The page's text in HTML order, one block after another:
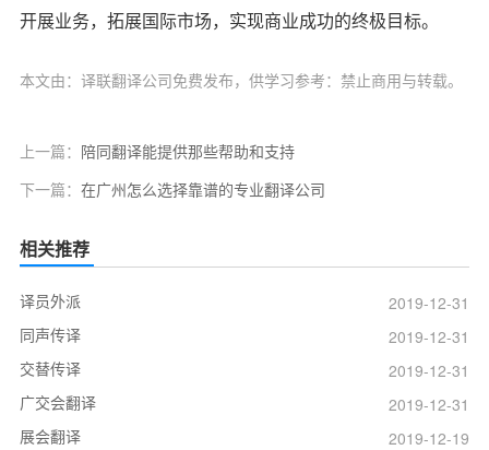
开展业务，拓展国际市场，实现商业成功的终极目标。
本文由：译联翻译公司免费发布，供学习参考：禁止商用与转载。
上一篇： 陪同翻译能提供那些帮助和支持
下一篇： 在广州怎么选择靠谱的专业翻译公司
相关推荐
译员外派
2019-12-31
同声传译
2019-12-31
交替传译
2019-12-31
广交会翻译
2019-12-31
展会翻译
2019-12-19